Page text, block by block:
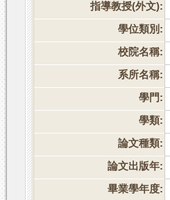
指導教授(外文):
學位類別:
校院名稱:
系所名稱:
學門:
學類:
論文種類:
論文出版年:
畢業學年度: